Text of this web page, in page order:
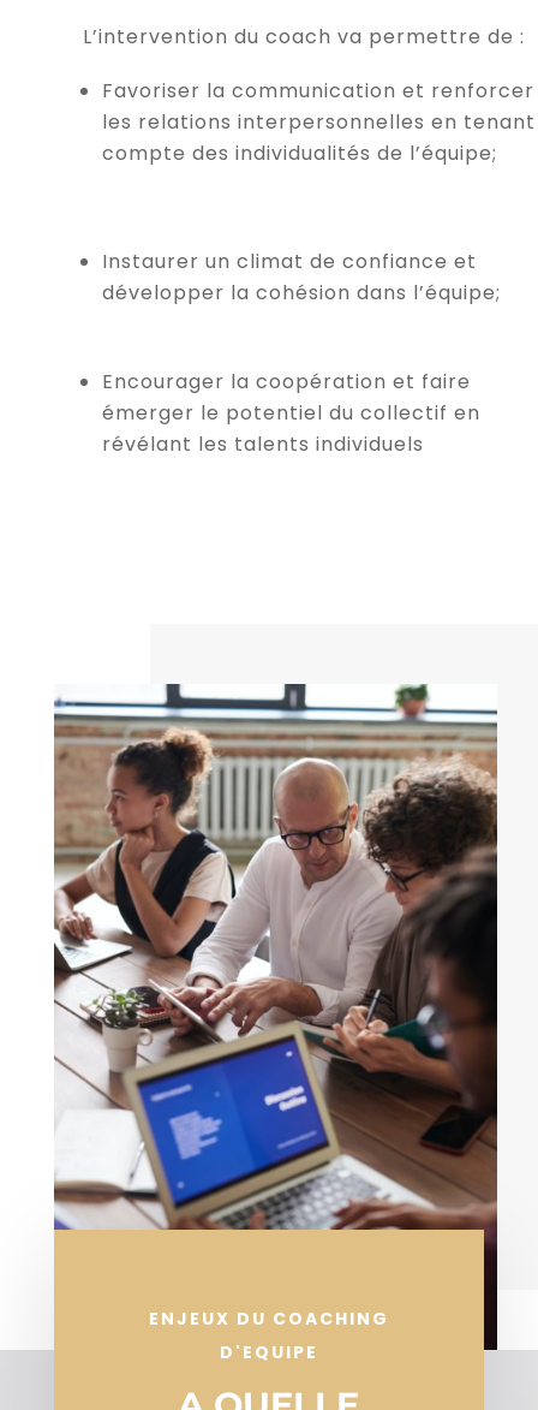
L’intervention du coach va permettre de :
Favoriser la communication et renforcer
les relations interpersonnelles en tenant
compte des individualités de l’équipe;
Instaurer un climat de confiance et
développer la cohésion dans l’équipe;
Encourager la coopération et faire
émerger le potentiel du collectif en
révélant les talents individuels
ENJEUX DU COACHING
D'EQUIPE